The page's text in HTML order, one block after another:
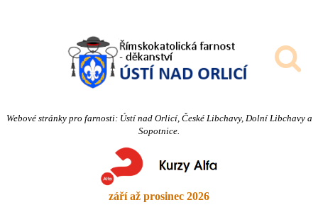
Webové stránky pro farnosti: Ústí nad Orlicí, České Libchavy, Dolní Libchavy a
Sopotnice.
září až prosinec 2026